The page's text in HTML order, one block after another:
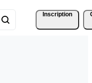
Inscription